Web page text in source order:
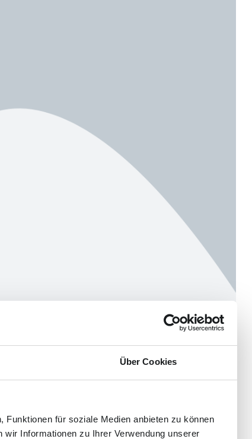
Über Cookies
für soziale Medien anbieten zu können
Informationen zu Ihrer Verwendung unserer